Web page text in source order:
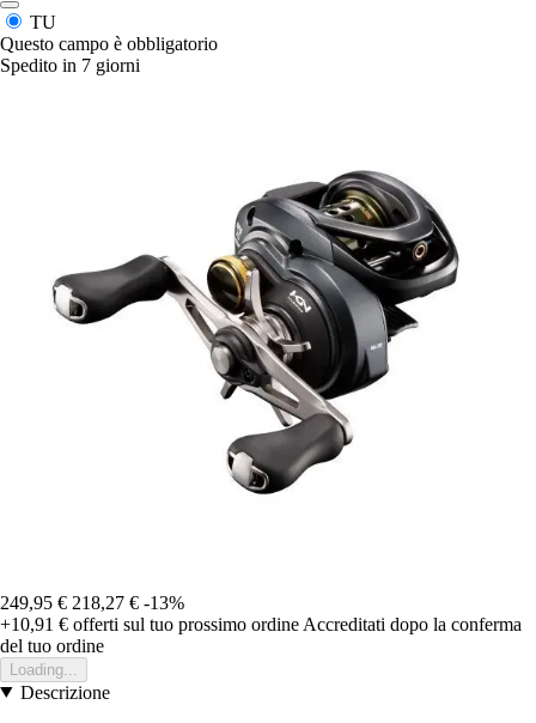
TU
Questo campo è obbligatorio
Spedito in 7 giorni
249,95 € 218,27 € -13%
+10,91 € offerti sul tuo prossimo ordine Accreditati dopo la conferma
del tuo ordine
Loading...
Descrizione